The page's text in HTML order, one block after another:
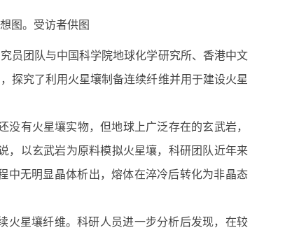
图。受访者供图
员团队与中国科学院地球化学研究所、香港中文
探究了利用火星壤制备连续纤维并用于建设火星
有火星壤实物，但地球上广泛存在的玄武岩，
，以玄武岩为原料模拟火星壤，科研团队近年来
中无明显晶体析出，熔体在淬冷后转化为非晶态
火星壤纤维。科研人员进一步分析后发现，在较